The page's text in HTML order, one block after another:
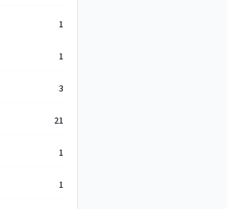
1
1
3
21
1
1